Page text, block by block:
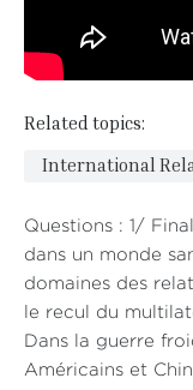
Related topics:
International
Questions : 1/
dans un monde
domaines des
le recul du
Dans la guerre
Américains et